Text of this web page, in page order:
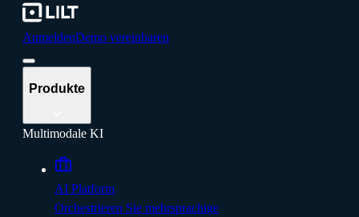
AnmeldenDemo vereinbaren
Produkte
Multimodale KI
AI Platform
Orchestrieren Sie mehrsprachige